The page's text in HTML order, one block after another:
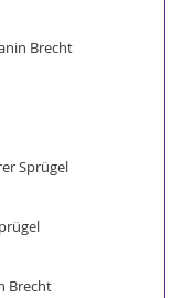
Brecht
Sprügel
Brecht